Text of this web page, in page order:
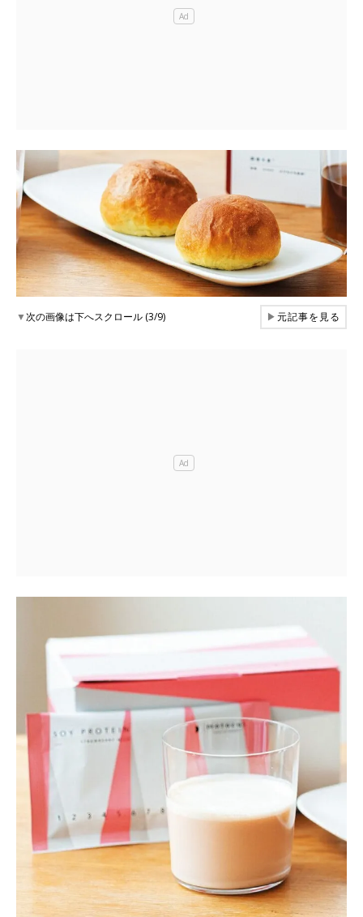
▼次の画像は下へスクロール (3/9) ▶元記事を見る